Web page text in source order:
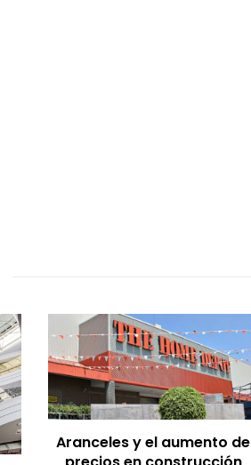
Aranceles y el aumento de